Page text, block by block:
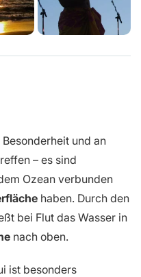
und an
– es sind
Ozean verbunden
haben. Durch den
bei Flut das Wasser in
nach oben.
ist besonders